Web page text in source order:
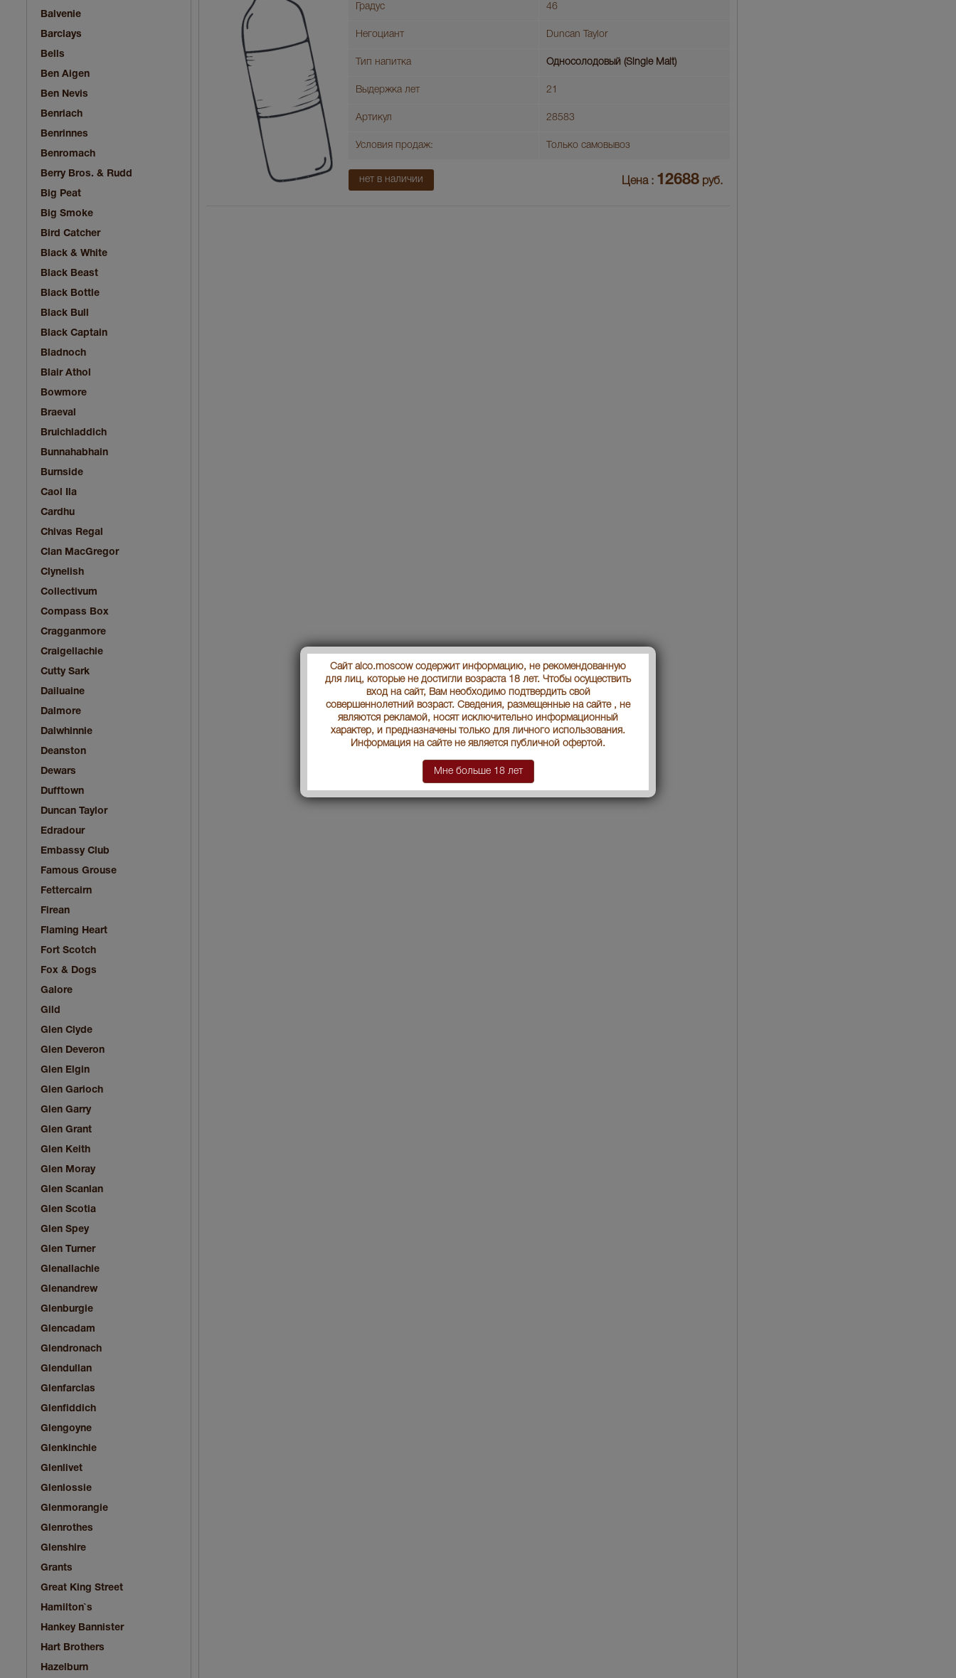
Balvenie
Barclays
Bells
Ben Aigen
Ben Nevis
Benriach
Benrinnes
Benromach
Berry Bros. & Rudd
Big Peat
Big Smoke
Bird Catcher
Black & White
Black Beast
Black Bottle
Black Bull
Black Captain
Bladnoch
Blair Athol
Bowmore
Braeval
Bruichladdich
Bunnahabhain
Burnside
Caol Ila
Cardhu
Chivas Regal
Clan MacGregor
Clynelish
Collectivum
Compass Box
Cragganmore
Craigellachie
Cutty Sark
Dailuaine
Dalmore
Dalwhinnie
Deanston
Dewars
Dufftown
Duncan Taylor
Edradour
Embassy Club
Famous Grouse
Fettercairn
Firean
Flaming Heart
Fort Scotch
Fox & Dogs
Galore
Gild
Glen Clyde
Glen Deveron
Glen Elgin
Glen Garioch
Glen Garry
Glen Grant
Glen Keith
Glen Moray
Glen Scanlan
Glen Scotia
Glen Spey
Glen Turner
Glenallachie
Glenandrew
Glenburgie
Glencadam
Glendronach
Glendullan
Glenfarclas
Glenfiddich
Glengoyne
Glenkinchie
Glenlivet
Glenlossie
Glenmorangie
Glenrothes
Glenshire
Grants
Great King Street
Hamilton`s
Hankey Bannister
Hart Brothers
Hazelburn
Градус 46
Негоциант Duncan Taylor
Тип напитка Односолодовый (Single Malt)
Выдержка лет 21
Артикул 28583
Условия продаж: Только самовывоз
нет в наличии Цена : 12688 руб.
Сайт alco.moscow содержит информацию, не рекомендованную
для лиц, которые не достигли возраста 18 лет. Чтобы осуществить
вход на сайт, Вам необходимо подтвердить свой
совершеннолетний возраст. Сведения, размещенные на сайте , не
являются рекламой, носят исключительно информационный
характер, и предназначены только для личного использования.
Информация на сайте не является публичной офертой.
Мне больше 18 лет